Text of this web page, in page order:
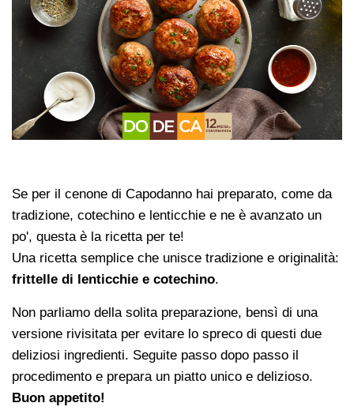
Se per il cenone di Capodanno hai preparato, come da
tradizione, cotechino e lenticchie e ne è avanzato un
po', questa è la ricetta per te!
Una ricetta semplice che unisce tradizione e originalità:
frittelle di lenticchie e cotechino.
Non parliamo della solita preparazione, bensì di una
versione rivisitata per evitare lo spreco di questi due
deliziosi ingredienti. Seguite passo dopo passo il
procedimento e prepara un piatto unico e delizioso.
Buon appetito!